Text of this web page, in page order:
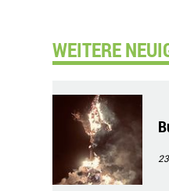
WEITERE